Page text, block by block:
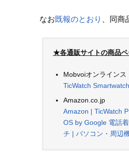
なお既報のとおり 、同
★各通販サイトの商品ペ
Mobvoiオンラインス
TicWatch
Amazon.co.jp
Amazon | TicWatch
OS by Google 電話
チ | パソコン・周辺